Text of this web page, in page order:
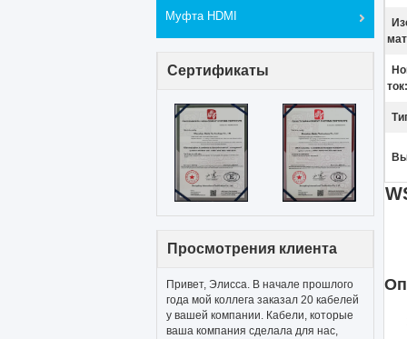
Муфта HDMI
Сертификаты
Просмотрения клиента
Привет, Элисса. В начале прошлого
года мой коллега заказал 20 кабелей
у вашей компании. Кабели, которые
ваша компания сделала для нас,
ток: